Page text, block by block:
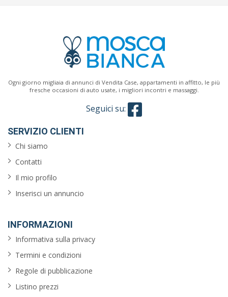
Ogni giorno migliaia di annunci di Vendita Case, appartamenti in affitto, le più
fresche occasioni di auto usate, i migliori incontri e massaggi.
Seguici su:
SERVIZIO CLIENTI
Chi siamo
Contatti
Il mio profilo
Inserisci un annuncio
INFORMAZIONI
Informativa sulla privacy
Termini e condizioni
Regole di pubblicazione
Listino prezzi